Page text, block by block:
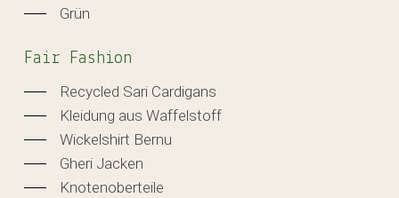
Grün
Fair Fashion
Recycled Sari Cardigans
Kleidung aus Waffelstoff
Wickelshirt Bernu
Gheri Jacken
Knotenoberteile